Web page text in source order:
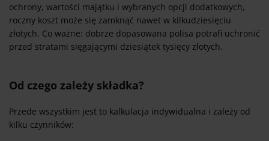
ochrony, wartości majątku i wybranych opcji dodatkowych,
roczny koszt może się zamknąć nawet w kilkudziesięciu
złotych. Co ważne: dobrze dopasowana polisa potrafi uchronić
przed stratami sięgającymi dziesiątek tysięcy złotych.
Od czego zależy składka?
Przede wszystkim jest to kalkulacja indywidualna i zależy od
kilku czynników: